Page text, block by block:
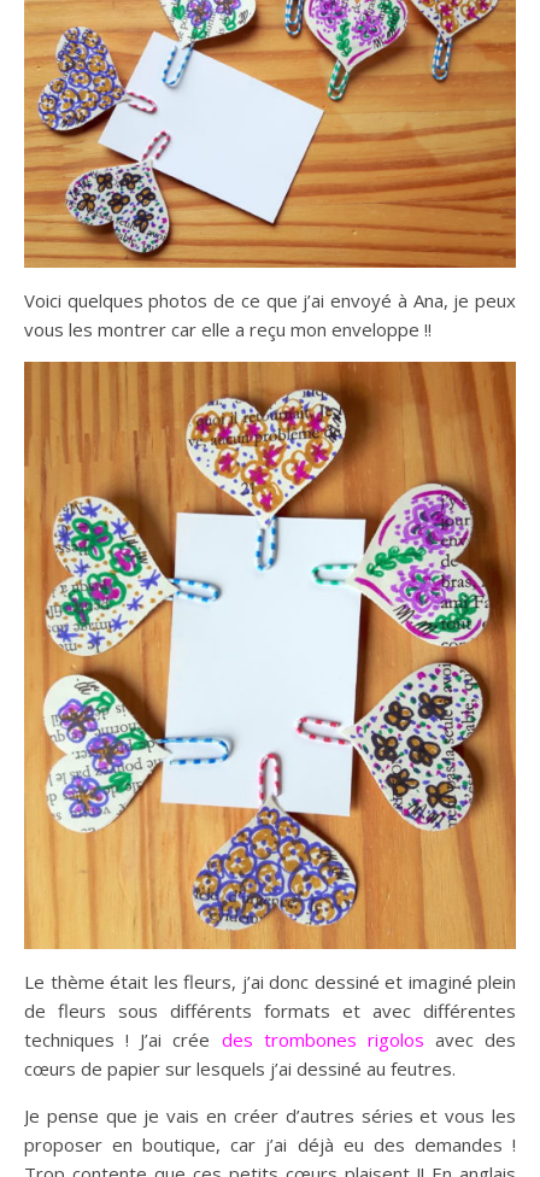
Voici quelques photos de ce que j’ai envoyé à Ana, je peux
vous les montrer car elle a reçu mon enveloppe !!
Le thème était les fleurs, j’ai donc dessiné et imaginé plein
de fleurs sous différents formats et avec différentes
techniques ! J’ai crée des trombones rigolos avec des
cœurs de papier sur lesquels j’ai dessiné au feutres.
Je pense que je vais en créer d’autres séries et vous les
proposer en boutique, car j’ai déjà eu des demandes !